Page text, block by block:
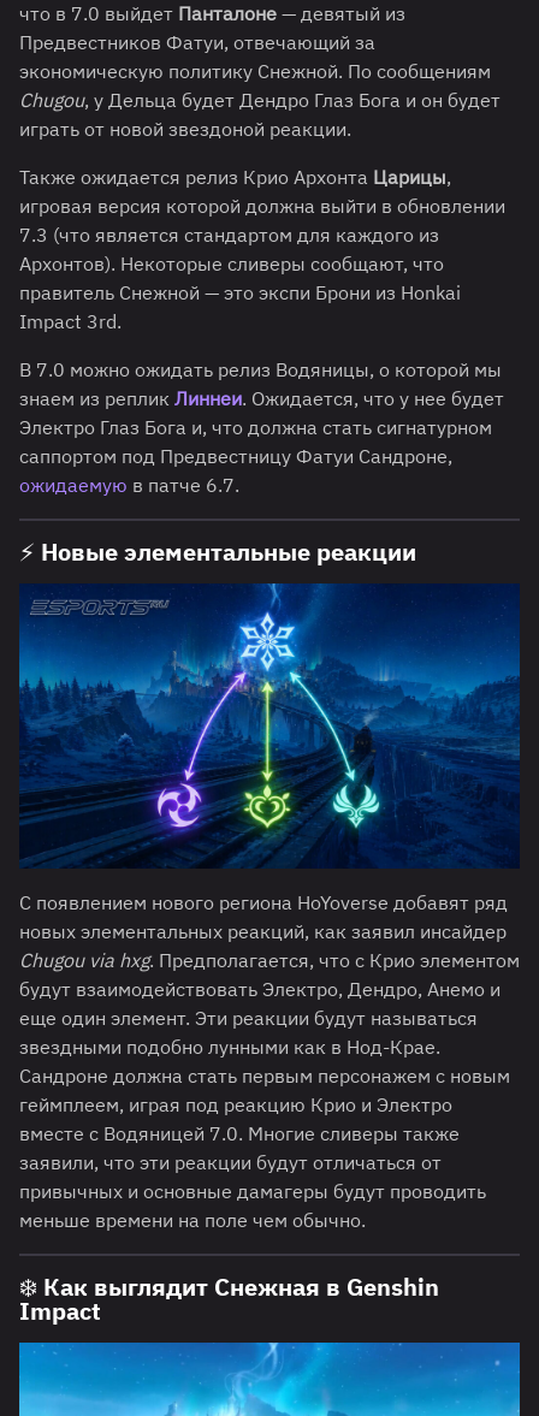
что в 7.0 выйдет Панталоне — девятый из
Предвестников Фатуи, отвечающий за
экономическую политику Снежной. По сообщениям
Chugou, у Дельца будет Дендро Глаз Бога и он будет
играть от новой звездоной реакции.
Также ожидается релиз Крио Архонта Царицы,
игровая версия которой должна выйти в обновлении
7.3 (что является стандартом для каждого из
Архонтов). Некоторые сливеры сообщают, что
правитель Снежной — это экспи Брони из Honkai
Impact 3rd.
В 7.0 можно ожидать релиз Водяницы, о которой мы
знаем из реплик Линнеи. Ожидается, что у нее будет
Электро Глаз Бога и, что должна стать сигнатурном
саппортом под Предвестницу Фатуи Сандроне,
ожидаемую в патче 6.7.
⚡ Новые элементальные реакции
С появлением нового региона HoYoverse добавят ряд
новых элементальных реакций, как заявил инсайдер
Chugou via hxg. Предполагается, что с Крио элементом
будут взаимодействовать Электро, Дендро, Анемо и
еще один элемент. Эти реакции будут называться
звездными подобно лунными как в Нод-Крае.
Сандроне должна стать первым персонажем с новым
геймплеем, играя под реакцию Крио и Электро
вместе с Водяницей 7.0. Многие сливеры также
заявили, что эти реакции будут отличаться от
привычных и основные дамагеры будут проводить
меньше времени на поле чем обычно.
❄️ Как выглядит Снежная в Genshin
Impact